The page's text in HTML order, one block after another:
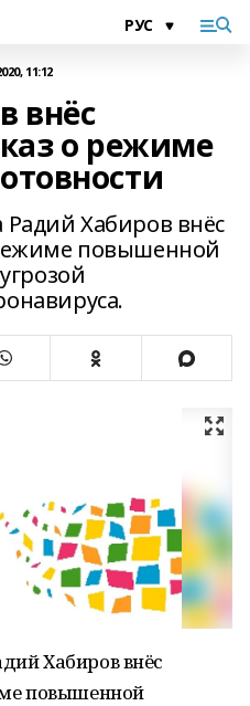
11:12
внёс
о режиме
Радий Хабиров внёс
повышенной
Хабиров внёс
повышенной